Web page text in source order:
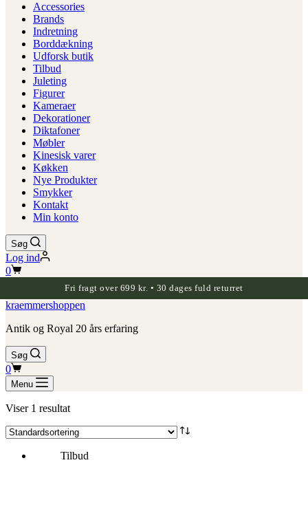
Accessories
Brands
Indretning
Borddækning
Udforsk butik
Tilbud
Juleting
Figurer
Kameraer
Dekorationer
Diktafoner
Møbler
Kinesisk varer
Køkken
Nye Produkter
Smykker
Kontakt
Min konto
Søg
Log ind
Indkøbskurv
0
Fri fragt over 699 kr. • 30 dages fuld returret
kraemmershoppen
Antik og Royal 20 års erfaring
Søg
Indkøbskurv
0
Menu
Viser 1 resultat
Tilbud